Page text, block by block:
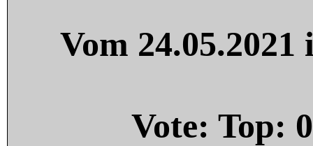
Vom
Vote: Top: 0